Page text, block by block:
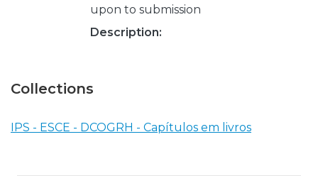
upon to submission
Description:
Collections
IPS - ESCE - DCOGRH - Capítulos em livros